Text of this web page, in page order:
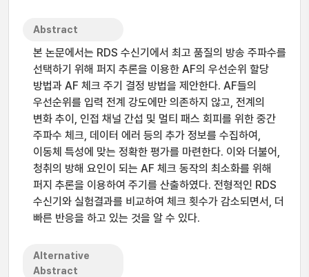
Abstract
본 논문에서는 RDS 수신기에서 최고 품질의 방송 주파수를
선택하기 위해 퍼지 추론을 이용한 AF의 우선순위 할당
방법과 AF 체크 주기 결정 방법을 제안한다. AF들의
우선순위를 입력 전계 강도에만 의존하지 않고, 전계의
변화 추이, 인접 채널 간섭 및 멀티 패스 회피를 위한 중간
주파수 체크, 데이터 에러 등의 추가 정보를 수집하여,
이동체 특성에 맞는 정확한 평가를 마련한다. 이와 더불어,
청취의 방해 요인이 되는 AF 체크 동작의 최소화를 위해
퍼지 추론을 이용하여 주기를 산출하였다. 전형적인 RDS
수신기와 실험결과를 비교하여 체크 횟수가 감소되면서, 더
빠른 반응을 하고 있는 것을 알 수 있다.
Alternative
Abstract